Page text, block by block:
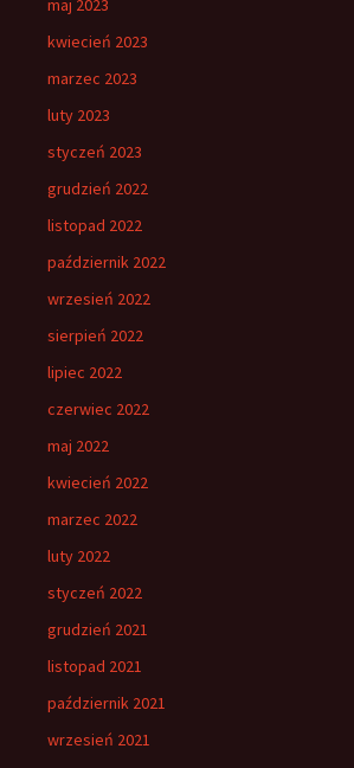
maj 2023
kwiecień 2023
marzec 2023
luty 2023
styczeń 2023
grudzień 2022
listopad 2022
październik 2022
wrzesień 2022
sierpień 2022
lipiec 2022
czerwiec 2022
maj 2022
kwiecień 2022
marzec 2022
luty 2022
styczeń 2022
grudzień 2021
listopad 2021
październik 2021
wrzesień 2021